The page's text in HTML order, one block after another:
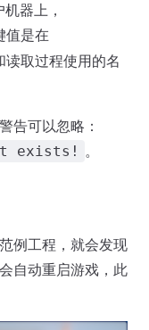
器上，
值是在
读取过程使用的名
告可以忽略：
exists! 。
例工程，就会发现
自动重启游戏，此